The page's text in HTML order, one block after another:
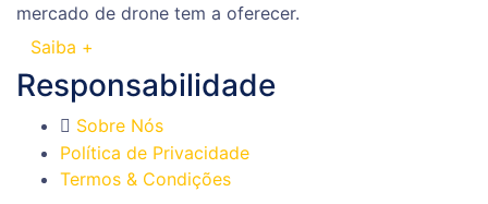
mercado de drone tem a oferecer.
Saiba +
Responsabilidade
Sobre Nós
Política de Privacidade
Termos & Condições